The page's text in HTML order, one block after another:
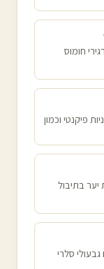
חומוס
פיקנטי וכמון
יער בתיבול
סלרי